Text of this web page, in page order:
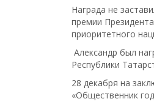
Награда не
премии
приоритетного
Александр был
Республики
28 декабря на
«Общественник